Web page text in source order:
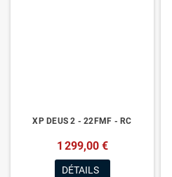
XP DEUS 2 - 22FMF - RC
1 299,00 €
DÉTAILS